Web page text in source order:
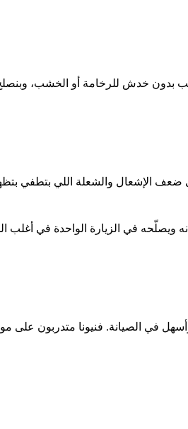
خدش للرخامة أو الخشب، وبنصلح
الإشعال والشعلة اللي بتطفي
في الزيارة الواحدة في أغلب
الصيانة. فنيونا متدربون على